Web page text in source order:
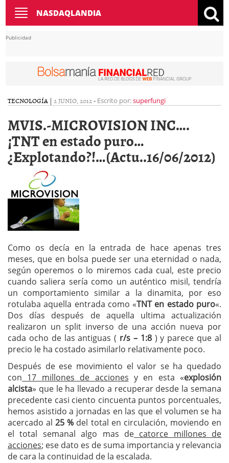
Toggle
navigation
NASDAQLANDIA
Publicidad
TECNOLOGÍA | 2 JUNIO, 2012- Escrito por:superfungi
MVIS.-MICROVISION INC….
¡TNT en estado puro…
¿Explotando?!…(Actu..16/06/2012)
Como os decía en la entrada de hace apenas tres
meses, que en bolsa puede ser una eternidad o nada,
según operemos o lo miremos cada cual, este precio
cuando saliera sería como un auténtico misil, tendría
un comportamiento similar a la dinamita, por eso
rotulaba aquella entrada como «TNT en estado puro«.
Dos días después de aquella ultima actualización
realizaron un split inverso de una acción nueva por
cada ocho de las antiguas ( r/s – 1:8) y parece que al
precio le ha costado asimilarlo relativamente poco.
Después de ese movimiento el valor se ha quedado
con 17 millones de acciones y en esta «explosión
alcista» que le ha llevado a recuperar desde la semana
precedente casi ciento cincuenta puntos porcentuales,
hemos asistido a jornadas en las que el volumen se ha
acercado al 25 % del total en circulación, moviendo en
el total semanal algo mas decatorce millones de
acciones; ese dato es de suma importancia y relevancia
de cara la continuidad de la escalada.